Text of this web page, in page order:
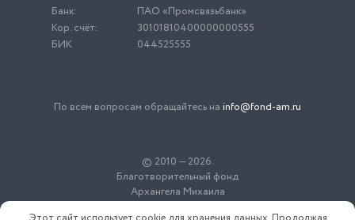
Банк:
ПАО «Промсвязьбанк»
Кор. счёт:
30101810400000000555
БИК
044525555
© 2010 — 2026.
Благотворительный фонд
Архангела Михаила
По всем вопросам обращайтесь на info@fond-am.ru